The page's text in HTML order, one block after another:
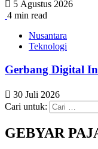
5 Agustus 2026
4 min read
Nusantara
Teknologi
Gerbang Digital
30 Juli 2026
Cari untuk:
GEBYAR